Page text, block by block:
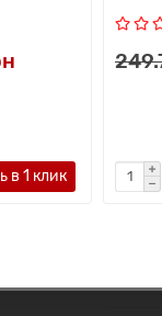
в 1 клик